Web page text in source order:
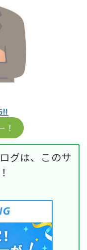
！
グは、このサ